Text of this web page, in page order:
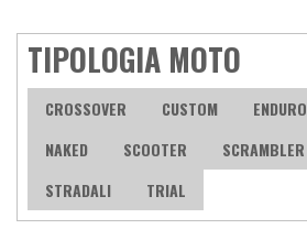
TIPOLOGIA MOTO
CROSSOVER CUSTOM ENDURO
NAKED
SCOOTER SCRAMBLER
STRADALI
TRIAL